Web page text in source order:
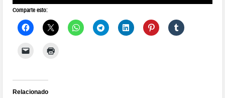
Comparte esto:
Relacionado